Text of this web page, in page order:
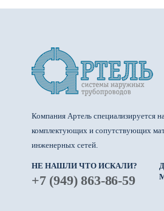
Компания Артель специализируется
комплектующих и сопутствующих
инженерных сетей.
НЕ НАШЛИ ЧТО ИСКАЛИ?
+7 (949) 863-86-59